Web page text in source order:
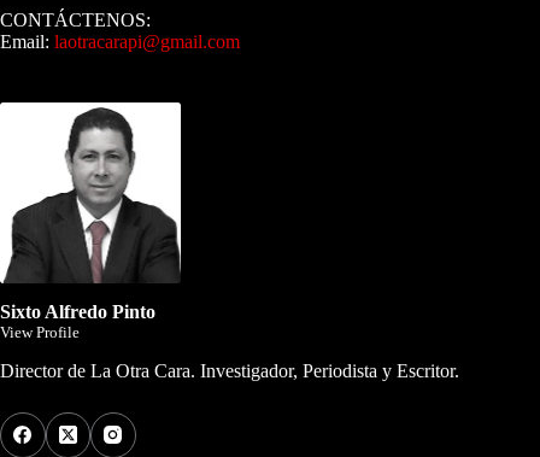
CONTÁCTENOS:
Email: laotracarapi@gmail.com
Sixto Alfredo Pinto
View Profile
Director de La Otra Cara. Investigador, Periodista y Escritor.